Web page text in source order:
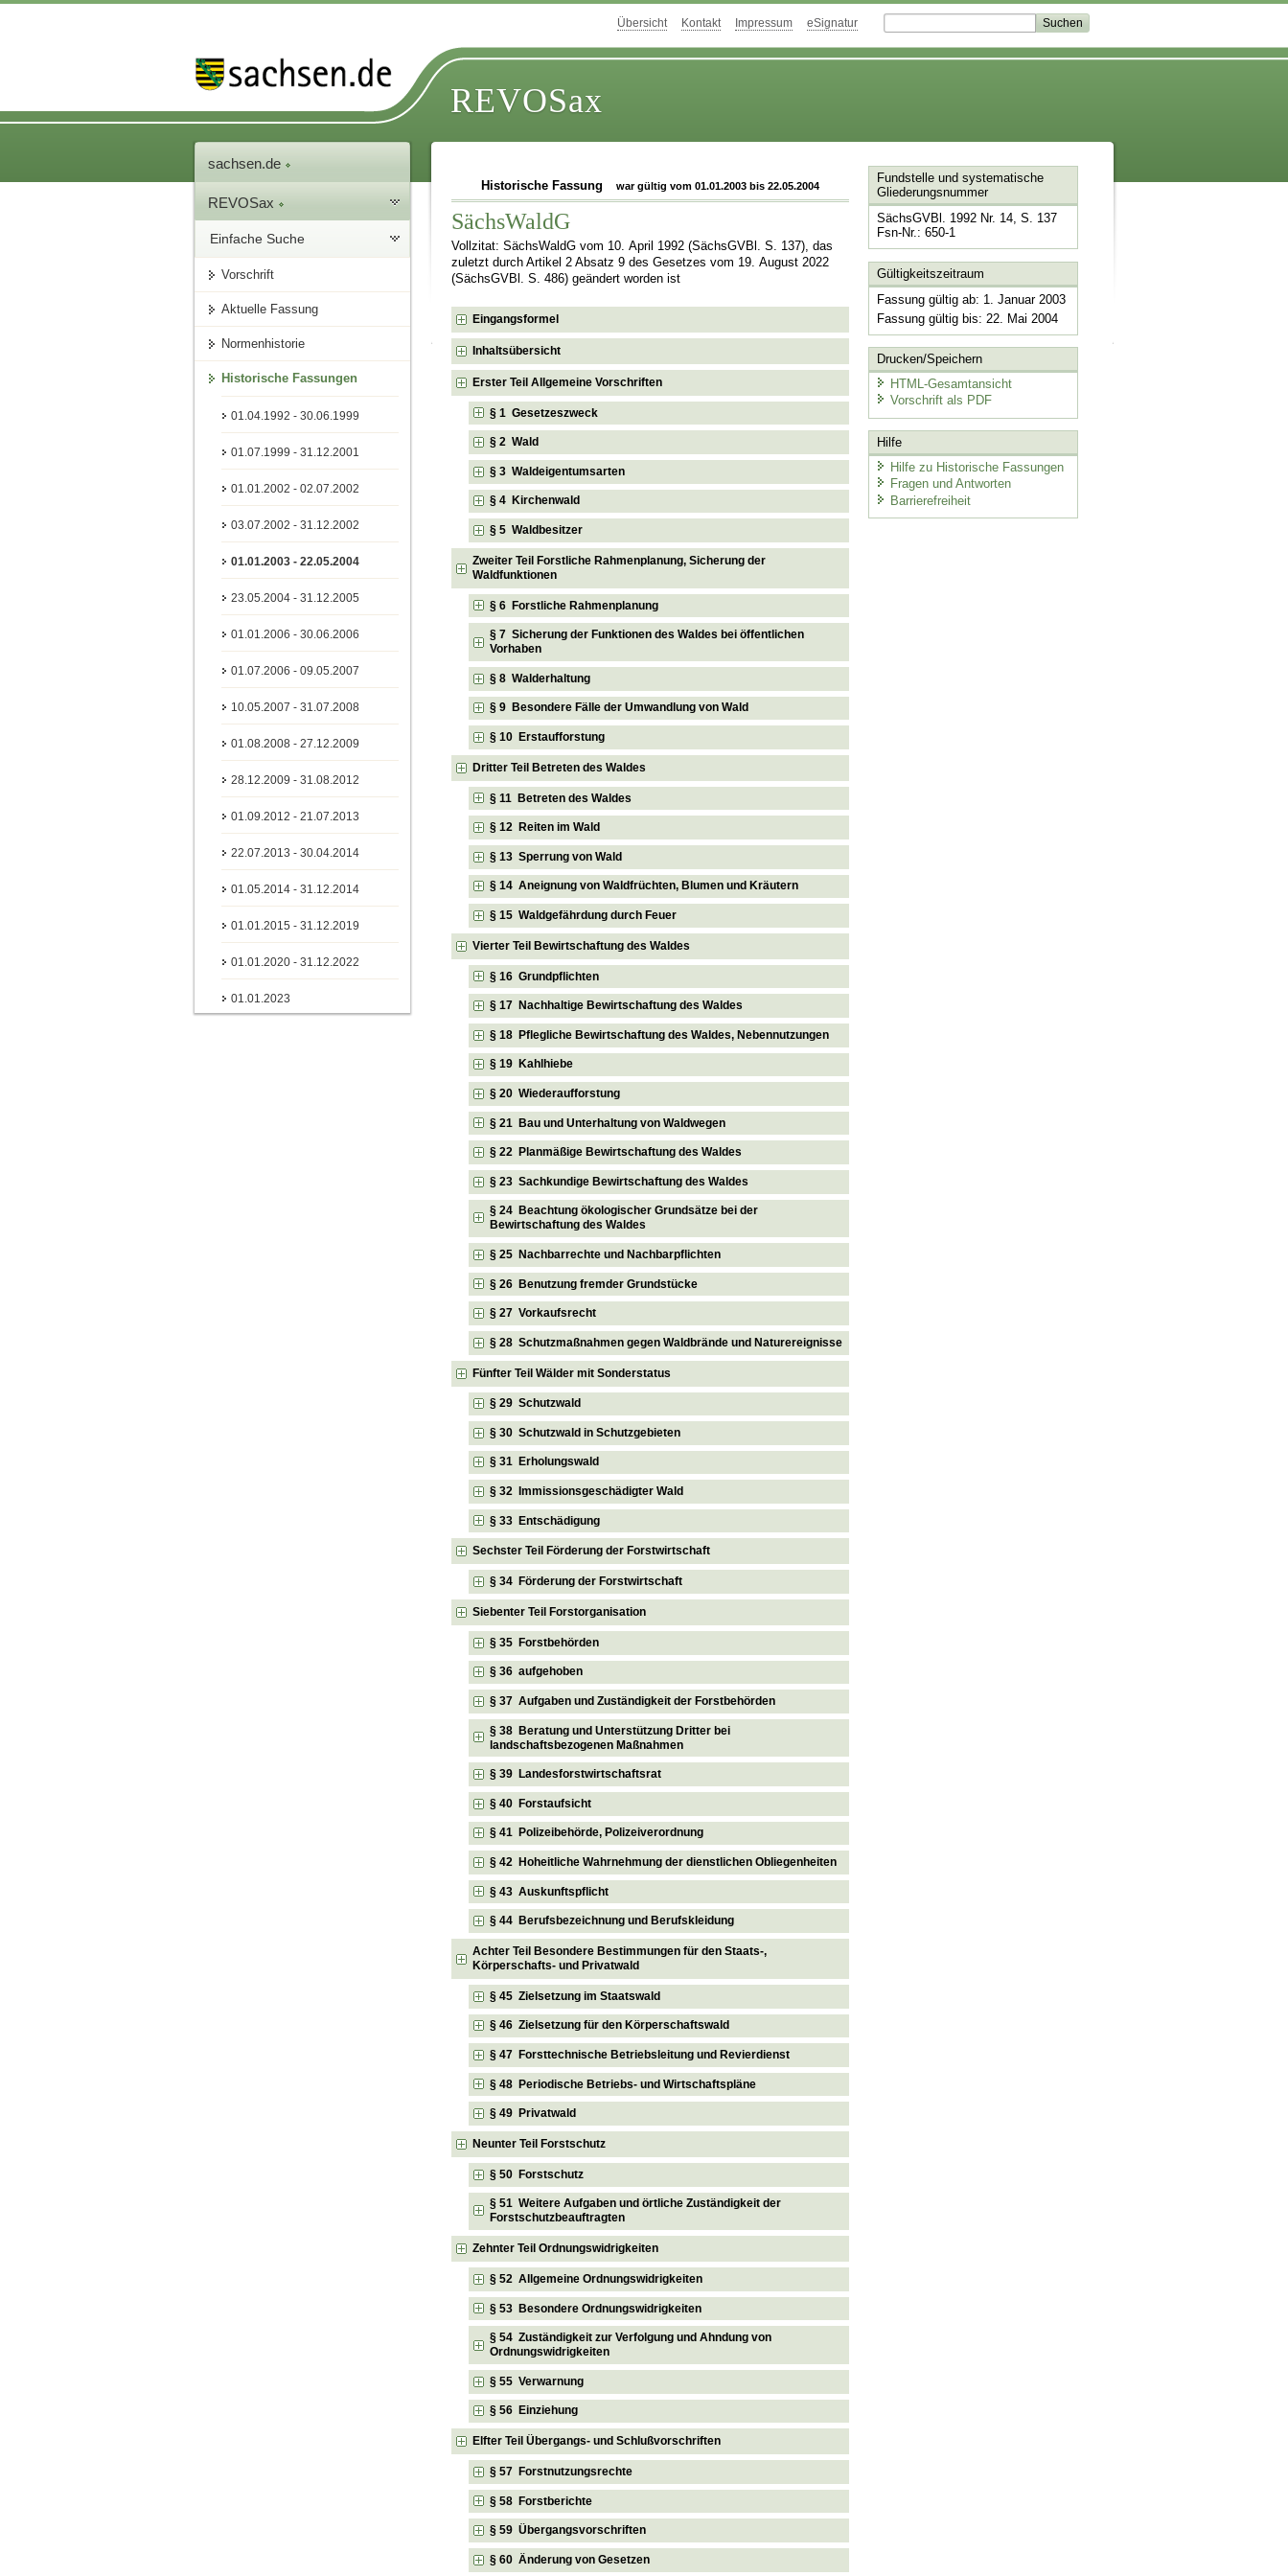
Übersicht Kontakt Impressum eSignatur
REVOSax
sachsen.de
REVOSax
Einfache Suche
Vorschrift
Aktuelle Fassung
Normenhistorie
Historische Fassungen
01.04.1992 - 30.06.1999
01.07.1999 - 31.12.2001
01.01.2002 - 02.07.2002
03.07.2002 - 31.12.2002
01.01.2003 - 22.05.2004
23.05.2004 - 31.12.2005
01.01.2006 - 30.06.2006
01.07.2006 - 09.05.2007
10.05.2007 - 31.07.2008
01.08.2008 - 27.12.2009
28.12.2009 - 31.08.2012
01.09.2012 - 21.07.2013
22.07.2013 - 30.04.2014
01.05.2014 - 31.12.2014
01.01.2015 - 31.12.2019
01.01.2020 - 31.12.2022
01.01.2023
Historische Fassung war gültig vom 01.01.2003 bis 22.05.2004
SächsWaldG
Vollzitat: SächsWaldG vom 10. April 1992 (SächsGVBl. S. 137), das
zuletzt durch Artikel 2 Absatz 9 des Gesetzes vom 19. August 2022
(SächsGVBl. S. 486) geändert worden ist
Eingangsformel
Inhaltsübersicht
Erster Teil Allgemeine Vorschriften
§ 1 Gesetzeszweck
§ 2 Wald
§ 3 Waldeigentumsarten
§ 4 Kirchenwald
§ 5 Waldbesitzer
Zweiter Teil Forstliche Rahmenplanung, Sicherung der
Waldfunktionen
§ 6 Forstliche Rahmenplanung
§ 7 Sicherung der Funktionen des Waldes bei öffentlichen
Vorhaben
§ 8 Walderhaltung
§ 9 Besondere Fälle der Umwandlung von Wald
§ 10 Erstaufforstung
Dritter Teil Betreten des Waldes
§ 11 Betreten des Waldes
§ 12 Reiten im Wald
§ 13 Sperrung von Wald
§ 14 Aneignung von Waldfrüchten, Blumen und Kräutern
§ 15 Waldgefährdung durch Feuer
Vierter Teil Bewirtschaftung des Waldes
§ 16 Grundpflichten
§ 17 Nachhaltige Bewirtschaftung des Waldes
§ 18 Pflegliche Bewirtschaftung des Waldes, Nebennutzungen
§ 19 Kahlhiebe
§ 20 Wiederaufforstung
§ 21 Bau und Unterhaltung von Waldwegen
§ 22 Planmäßige Bewirtschaftung des Waldes
§ 23 Sachkundige Bewirtschaftung des Waldes
§ 24 Beachtung ökologischer Grundsätze bei der
Bewirtschaftung des Waldes
§ 25 Nachbarrechte und Nachbarpflichten
§ 26 Benutzung fremder Grundstücke
§ 27 Vorkaufsrecht
§ 28 Schutzmaßnahmen gegen Waldbrände und Naturereignisse
Fünfter Teil Wälder mit Sonderstatus
§ 29 Schutzwald
§ 30 Schutzwald in Schutzgebieten
§ 31 Erholungswald
§ 32 Immissionsgeschädigter Wald
§ 33 Entschädigung
Sechster Teil Förderung der Forstwirtschaft
§ 34 Förderung der Forstwirtschaft
Siebenter Teil Forstorganisation
§ 35 Forstbehörden
§ 36 aufgehoben
§ 37 Aufgaben und Zuständigkeit der Forstbehörden
§ 38 Beratung und Unterstützung Dritter bei
landschaftsbezogenen Maßnahmen
§ 39 Landesforstwirtschaftsrat
§ 40 Forstaufsicht
§ 41 Polizeibehörde, Polizeiverordnung
§ 42 Hoheitliche Wahrnehmung der dienstlichen Obliegenheiten
§ 43 Auskunftspflicht
§ 44 Berufsbezeichnung und Berufskleidung
Achter Teil Besondere Bestimmungen für den Staats-,
Körperschafts- und Privatwald
§ 45 Zielsetzung im Staatswald
§ 46 Zielsetzung für den Körperschaftswald
§ 47 Forsttechnische Betriebsleitung und Revierdienst
§ 48 Periodische Betriebs- und Wirtschaftspläne
§ 49 Privatwald
Neunter Teil Forstschutz
§ 50 Forstschutz
§ 51 Weitere Aufgaben und örtliche Zuständigkeit der
Forstschutzbeauftragten
Zehnter Teil Ordnungswidrigkeiten
§ 52 Allgemeine Ordnungswidrigkeiten
§ 53 Besondere Ordnungswidrigkeiten
§ 54 Zuständigkeit zur Verfolgung und Ahndung von
Ordnungswidrigkeiten
§ 55 Verwarnung
§ 56 Einziehung
Elfter Teil Übergangs- und Schlußvorschriften
§ 57 Forstnutzungsrechte
§ 58 Forstberichte
§ 59 Übergangsvorschriften
§ 60 Änderung von Gesetzen
Fundstelle und systematische
Gliederungsnummer
SächsGVBl. 1992 Nr. 14, S. 137
Fsn-Nr.: 650-1
Gültigkeitszeitraum
Fassung gültig ab: 1. Januar 2003
Fassung gültig bis: 22. Mai 2004
Drucken/Speichern
HTML-Gesamtansicht
Vorschrift als PDF
Hilfe
Hilfe zu Historische Fassungen
Fragen und Antworten
Barrierefreiheit